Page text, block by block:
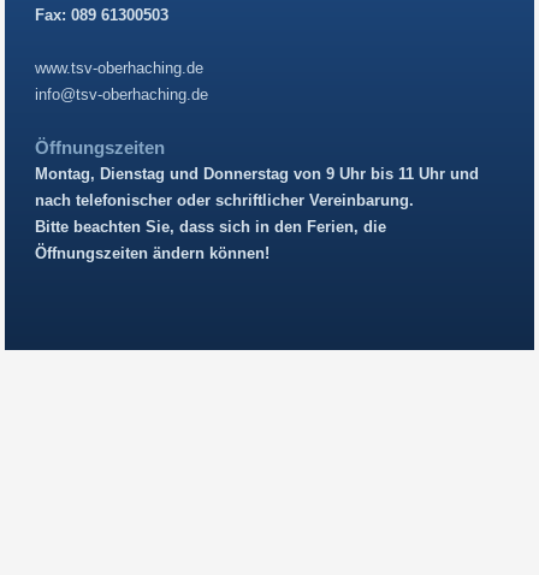
Fax: 089 61300503
www.tsv-oberhaching.de
info@tsv-oberhaching.de
Öffnungszeiten
Montag, Dienstag und Donnerstag von 9 Uhr bis 11 Uhr und
nach telefonischer oder schriftlicher Vereinbarung.
Bitte beachten Sie, dass sich in den Ferien, die
Öffnungszeiten ändern können!